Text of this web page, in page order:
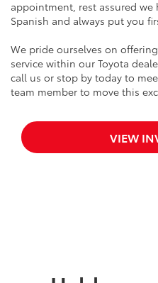
appointment, rest assured
Spanish and always put you
We pride ourselves on
service within our Toyota
call us or stop by today to
team member to move this
VIEW